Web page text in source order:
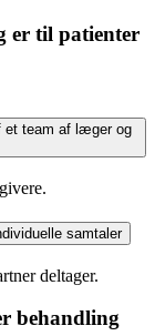
er til patienter
et team af læger og
samtaler
deltager.
behandling